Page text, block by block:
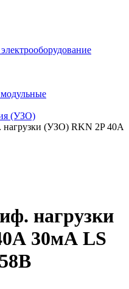
(УЗО)
нагрузки (УЗО) RKN 2P 40А
нагрузки
30мА LS